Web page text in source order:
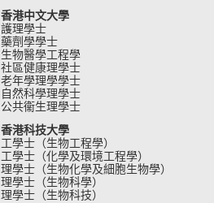
香港中文大學
護理學士
藥劑學學士
生物醫學工程學
社區健康理學士
老年學理學學士
自然科學理學士
公共衞生理學士
香港科技大學
工學士（生物工程學）
工學士（化學及環境工程學）
理學士（生物化學及細胞生物學）
理學士（生物科學）
理學士（生物科技）